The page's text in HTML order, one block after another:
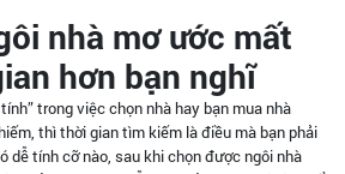
nhà mơ ước mất
hơn bạn nghĩ
trong việc chọn nhà hay bạn mua nhà
thì thời gian tìm kiếm là điều mà bạn phải
dễ tính cỡ nào, sau khi chọn được ngôi nhà